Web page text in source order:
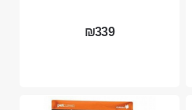
₪339